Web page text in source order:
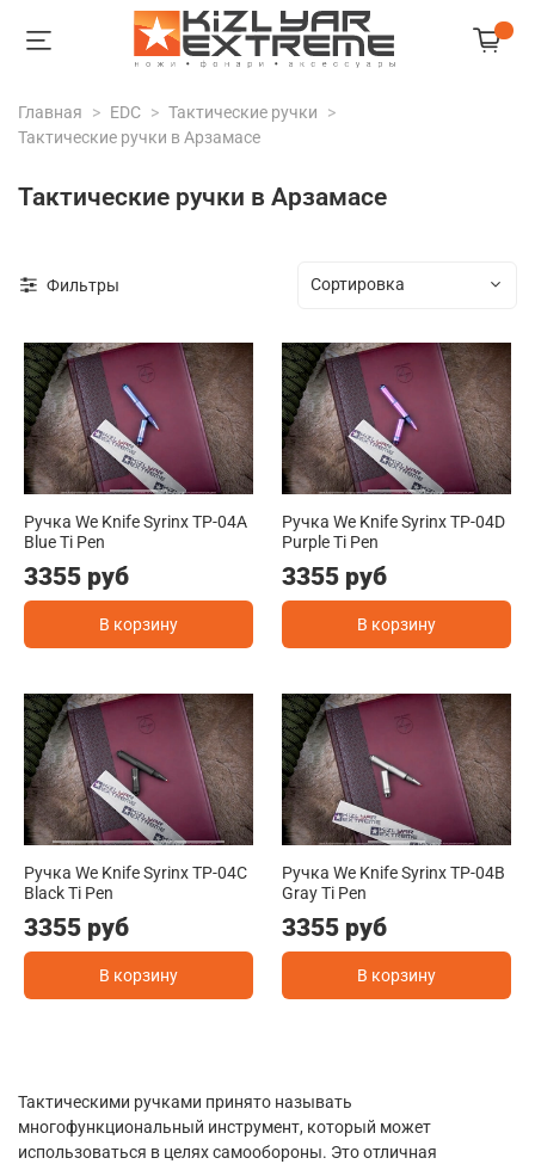
Главная EDC
Тактические ручки
Тактические ручки в Арзамасе
Тактические ручки в Арзамасе
Фильтры
Ручка We Knife Syrinx TP-04A
Blue Ti Pen
3355 руб
В корзину
Ручка We Knife Syrinx TP-04D
Purple Ti Pen
3355 руб
В корзину
Ручка We Knife Syrinx TP-04C
Black Ti Pen
3355 руб
В корзину
Ручка We Knife Syrinx TP-04B
Gray Ti Pen
3355 руб
В корзину
Тактическими ручками принято называть
многофункциональный инструмент, который может
использоваться в целях самообороны. Это отличная